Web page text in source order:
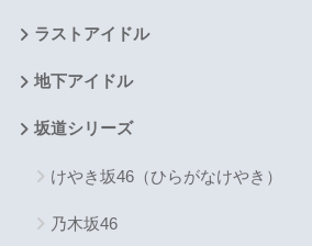
ラストアイドル
地下アイドル
坂道シリーズ
けやき坂46（ひらがなけやき）
乃木坂46